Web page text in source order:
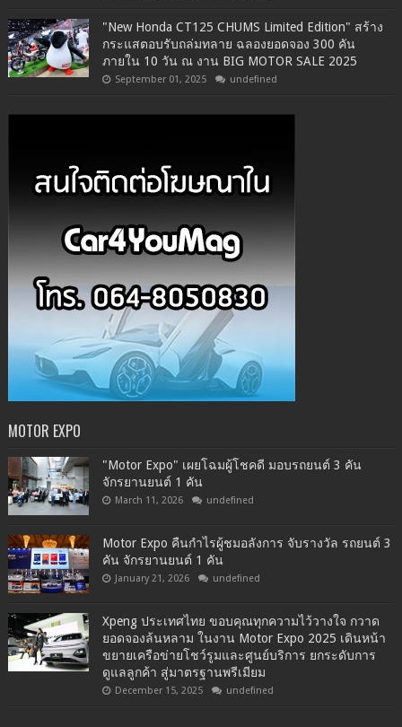
"New Honda CT125 CHUMS Limited Edition" สร้าง
กระแสตอบรับถล่มทลาย ฉลองยอดจอง 300 คัน
ภายใน 10 วัน ณ งาน BIG MOTOR SALE 2025
September 01, 2025 undefined
MOTOR EXPO
"Motor Expo" เผยโฉมผู้โชคดี มอบรถยนต์ 3 คัน
จักรยานยนต์ 1 คัน
March 11, 2026 undefined
Motor Expo คืนกำไรผู้ชมอลังการ จับรางวัล รถยนต์ 3
คัน จักรยานยนต์ 1 คัน
January 21, 2026 undefined
Xpeng ประเทศไทย ขอบคุณทุกความไว้วางใจ กวาด
ยอดจองล้นหลาม ในงาน Motor Expo 2025 เดินหน้า
ขยายเครือข่ายโชว์รูมและศูนย์บริการ ยกระดับการ
ดูแลลูกค้า สู่มาตรฐานพรีเมียม
December 15, 2025 undefined